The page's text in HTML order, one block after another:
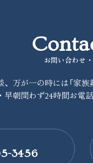
お問い合わせ
万が一の時には「家族
早朝問わず24時間お電
3456